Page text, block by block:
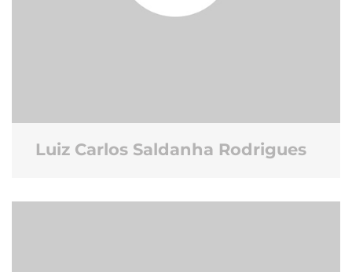
Luiz Carlos Saldanha Rodrigues